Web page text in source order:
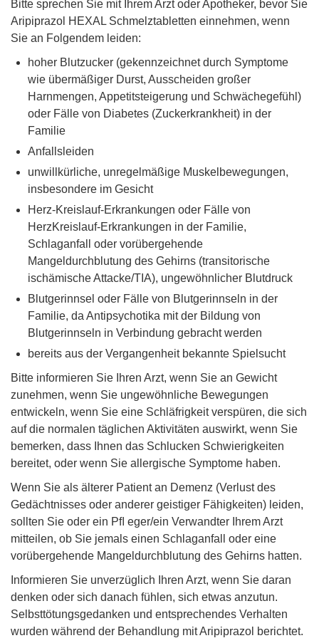
Bitte sprechen Sie mit Ihrem Arzt oder Apotheker, bevor Sie
Aripiprazol HEXAL Schmelztabletten einnehmen, wenn
Sie an Folgendem leiden:
hoher Blutzucker (gekennzeichnet durch Symptome
wie übermäßiger Durst, Ausscheiden großer
Harnmengen, Appetitsteigerung und Schwächegefühl)
oder Fälle von Diabetes (Zuckerkrankheit) in der
Familie
Anfallsleiden
unwillkürliche, unregelmäßige Muskelbewegungen,
insbesondere im Gesicht
Herz-Kreislauf-Erkrankungen oder Fälle von
HerzKreislauf-Erkrankungen in der Familie,
Schlaganfall oder vorübergehende
Mangeldurchblutung des Gehirns (transitorische
ischämische Attacke/TIA), ungewöhnlicher Blutdruck
Blutgerinnsel oder Fälle von Blutgerinnseln in der
Familie, da Antipsychotika mit der Bildung von
Blutgerinnseln in Verbindung gebracht werden
bereits aus der Vergangenheit bekannte Spielsucht
Bitte informieren Sie Ihren Arzt, wenn Sie an Gewicht
zunehmen, wenn Sie ungewöhnliche Bewegungen
entwickeln, wenn Sie eine Schläfrigkeit verspüren, die sich
auf die normalen täglichen Aktivitäten auswirkt, wenn Sie
bemerken, dass Ihnen das Schlucken Schwierigkeiten
bereitet, oder wenn Sie allergische Symptome haben.
Wenn Sie als älterer Patient an Demenz (Verlust des
Gedächtnisses oder anderer geistiger Fähigkeiten) leiden,
sollten Sie oder ein Pﬂ eger/ein Verwandter Ihrem Arzt
mitteilen, ob Sie jemals einen Schlaganfall oder eine
vorübergehende Mangeldurchblutung des Gehirns hatten.
Informieren Sie unverzüglich Ihren Arzt, wenn Sie daran
denken oder sich danach fühlen, sich etwas anzutun.
Selbsttötungsgedanken und entsprechendes Verhalten
wurden während der Behandlung mit Aripiprazol berichtet.